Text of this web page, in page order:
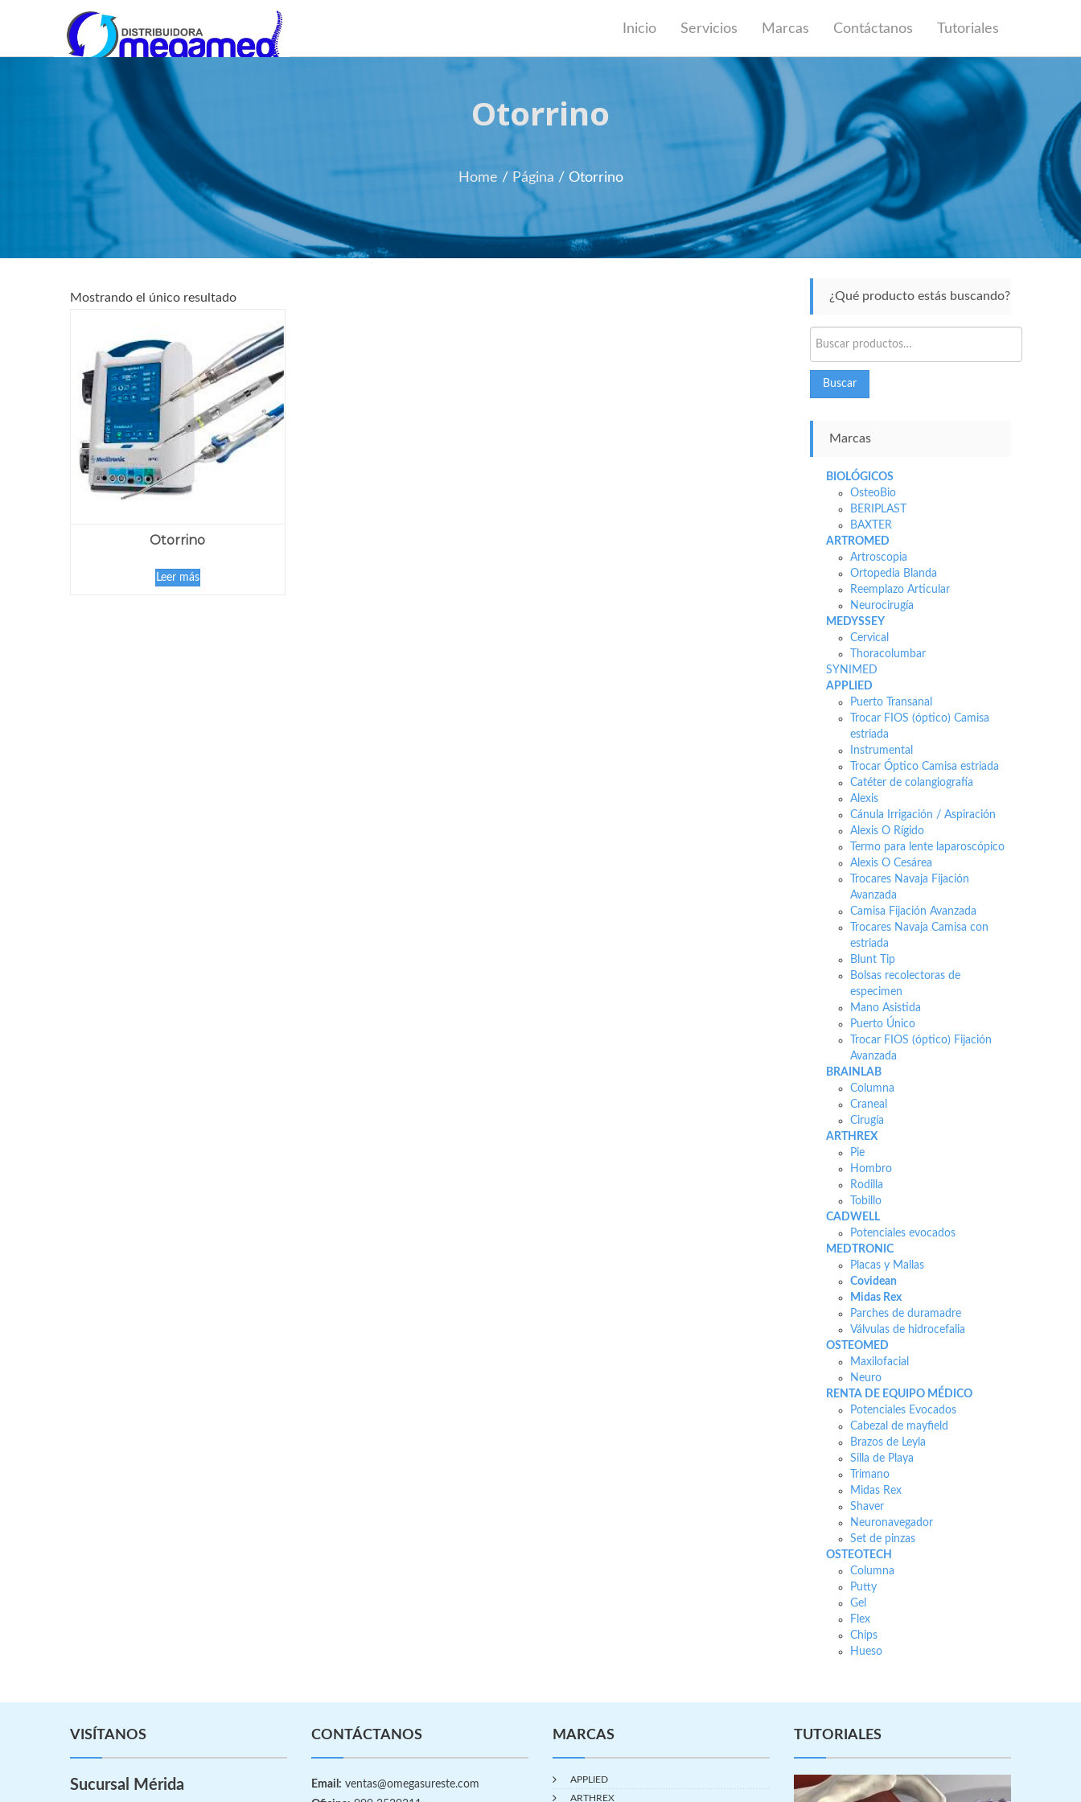
OmegaMed Sureste
OmegaMed Sureste
Inicio Servicios Marcas Contáctanos Tutoriales
Otorrino
Home / Página / Otorrino
Mostrando el único resultado
Otorrino
Leer más
¿Qué producto estás buscando?
por:
Buscar
Marcas
BIOLÓGICOS
OsteoBio
BERIPLAST
BAXTER
ARTROMED
Artroscopia
Ortopedia Blanda
Reemplazo Articular
Neurocirugía
MEDYSSEY
Cervical
Thoracolumbar
SYNIMED
APPLIED
Puerto Transanal
Trocar FIOS (óptico) Camisa
estriada
Instrumental
Trocar Óptico Camisa estriada
Catéter de colangiografía
Alexis
Cánula Irrigación / Aspiración
Alexis O Rígido
Termo para lente laparoscópico
Alexis O Cesárea
Trocares Navaja Fijación
Avanzada
Camisa Fijación Avanzada
Trocares Navaja Camisa con
estriada
Blunt Tip
Bolsas recolectoras de
especimen
Mano Asistida
Puerto Único
Trocar FIOS (óptico) Fijación
Avanzada
BRAINLAB
Columna
Craneal
Cirugía
ARTHREX
Pie
Hombro
Rodilla
Tobillo
CADWELL
Potenciales evocados
MEDTRONIC
Placas y Mallas
Covidean
Midas Rex
Parches de duramadre
Válvulas de hidrocefalia
OSTEOMED
Maxilofacial
Neuro
RENTA DE EQUIPO MÉDICO
Potenciales Evocados
Cabezal de mayfield
Brazos de Leyla
Silla de Playa
Trimano
Midas Rex
Shaver
Neuronavegador
Set de pinzas
OSTEOTECH
Columna
Putty
Gel
Flex
Chips
Hueso
VISÍTANOS
Sucursal Mérida
CONTÁCTANOS
Email: ventas@omegasureste.com
MARCAS
APPLIED
ARTHREX
TUTORIALES